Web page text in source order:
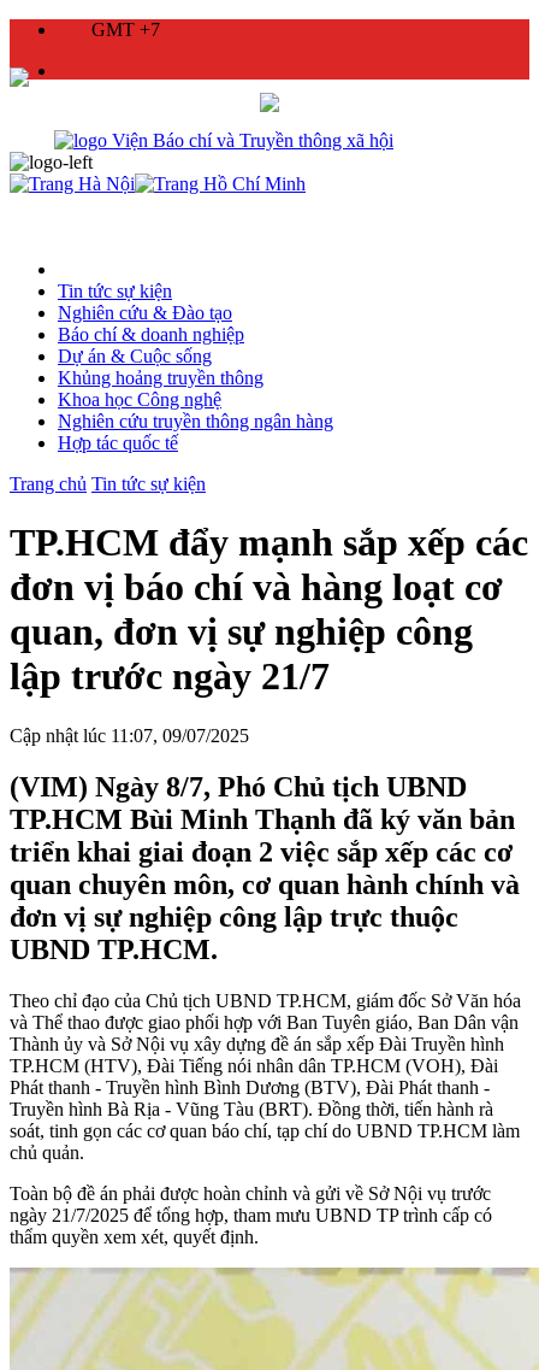
GMT +7
Tin tức sự kiện
Nghiên cứu & Đào tạo
Báo chí & doanh nghiệp
Dự án & Cuộc sống
Khủng hoảng truyền thông
Khoa học Công nghệ
Nghiên cứu truyền thông ngân hàng
Hợp tác quốc tế
Trang chủ Tin tức sự kiện
TP.HCM đẩy mạnh sắp xếp các
đơn vị báo chí và hàng loạt cơ
quan, đơn vị sự nghiệp công
lập trước ngày 21/7
Cập nhật lúc 11:07, 09/07/2025
(VIM) Ngày 8/7, Phó Chủ tịch UBND
TP.HCM Bùi Minh Thạnh đã ký văn bản
triển khai giai đoạn 2 việc sắp xếp các cơ
quan chuyên môn, cơ quan hành chính và
đơn vị sự nghiệp công lập trực thuộc
UBND TP.HCM.
Theo chỉ đạo của Chủ tịch UBND TP.HCM, giám đốc Sở Văn hóa
và Thể thao được giao phối hợp với Ban Tuyên giáo, Ban Dân vận
Thành ủy và Sở Nội vụ xây dựng đề án sắp xếp Đài Truyền hình
TP.HCM (HTV), Đài Tiếng nói nhân dân TP.HCM (VOH), Đài
Phát thanh - Truyền hình Bình Dương (BTV), Đài Phát thanh -
Truyền hình Bà Rịa - Vũng Tàu (BRT). Đồng thời, tiến hành rà
soát, tinh gọn các cơ quan báo chí, tạp chí do UBND TP.HCM làm
chủ quản.
Toàn bộ đề án phải được hoàn chỉnh và gửi về Sở Nội vụ trước
ngày 21/7/2025 để tổng hợp, tham mưu UBND TP trình cấp có
thẩm quyền xem xét, quyết định.